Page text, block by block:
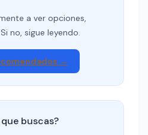
a ver opciones,
no, sigue leyendo.
→
buscas?